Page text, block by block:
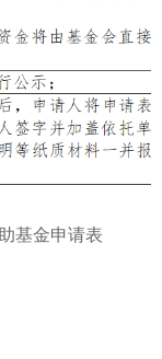
基金申请表